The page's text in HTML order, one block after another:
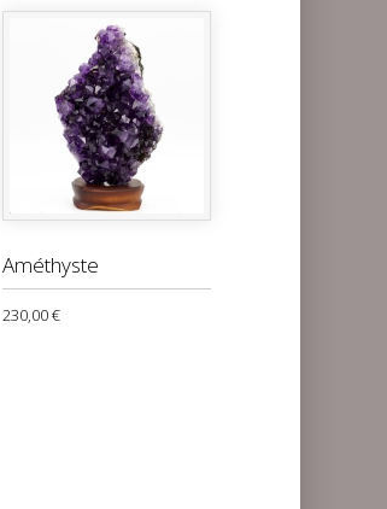
Améthyste
230,00 €